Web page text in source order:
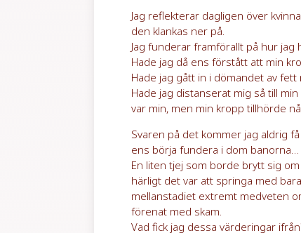
Jag reflekterar dagligen över
den klankas ner på.
Jag funderar framförallt på hur
Hade jag då ens förstått att min
Hade jag gått in i dömandet av
Hade jag distanserat mig så till
var min, men min kropp tillhörde
Svaren på det kommer jag aldrig
ens börja fundera i dom banorna…
En liten tjej som borde brytt sig
härligt det var att springa med
mellanstadiet extremt medveten
förenat med skam.
Vad fick jag dessa värderingar